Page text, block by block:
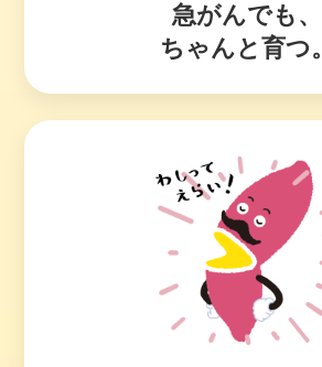
急がんでも、
ちゃんと育つ。